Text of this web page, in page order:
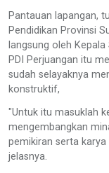
Pantauan lapangan,
Pendidikan Provinsi
langsung oleh
PDI Perjuangan itu
sudah selayaknya
konstruktif,
"Untuk itu masuklah
mengembangkan
pemikiran serta karya
jelasnya.